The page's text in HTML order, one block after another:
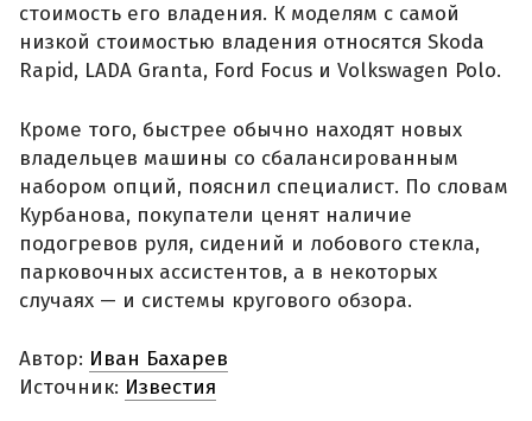
стоимость его владения. К моделям с самой
низкой стоимостью владения относятся Skoda
Rapid, LADA Granta, Ford Focus и Volkswagen Polo.
Кроме того, быстрее обычно находят новых
владельцев машины со сбалансированным
набором опций, пояснил специалист. По словам
Курбанова, покупатели ценят наличие
подогревов руля, сидений и лобового стекла,
парковочных ассистентов, а в некоторых
случаях — и системы кругового обзора.
Автор: Иван Бахарев
Источник: Известия